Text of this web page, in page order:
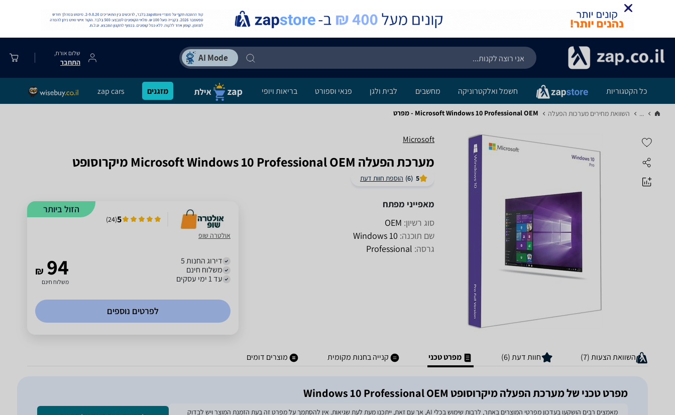
שלום אורח,
התחבר
כל הקטגוריות חשמל ואלקטרוניקה מחשבים לבית ולגן פנאי וספורט בריאות ויופי מזגנים zap cars
... השוואת מחירים מערכות הפעלה‏ Microsoft Windows 10 Professional OEM - מפרט
Microsoft
מערכת הפעלה Microsoft Windows 10 Professional OEM מיקרוסופט
5
(6) הוספת חוות דעת
מאפייני מפתח
סוג רשיון: OEM
שם תוכנה: Windows 10
גרסה: Professional
הזול ביותר
5
(
24
)
אולטרה שופ
דירוג החנות 5
משלוח חינם
עד 1 ימי עסקים
₪ 94
משלוח חינם
לפרטים נוספים
השוואת הצעות (7) חוות דעת (6) מפרט טכני קנייה בחנות מקומית מוצרים דומים
מפרט טכני של מערכת הפעלה מיקרוסופט Windows 10 Professional OEM
מאמצים רבים הושקעו בעדכון מפרטי המוצרים באתר, לרבות שימוש בכלי AI, אך עם זאת, ייתכנו מעת לעת שגיאות. אין להסתמך על מפרט זה בעת הזמנת המוצר ויש לבדוק